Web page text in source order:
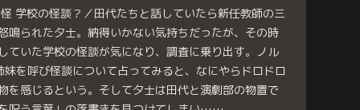
学校の怪談？／田代たちと話していたら新任教師の三
鳴られた夕士。納得いかない気持ちだったが、その時
ていた学校の怪談が気になり、調査に乗り出す。ノル
妹を呼び怪談について占ってみると、なにやらドロドロ
を感じるという。そして夕士は田代と演劇部の物置で